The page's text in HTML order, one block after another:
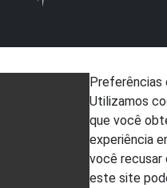
Preferências
Utilizamos
que você
experiência
você recusar
este site